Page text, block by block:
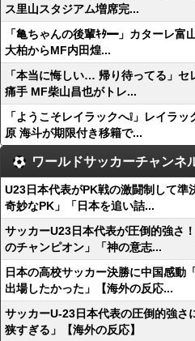
ス里山スタジアム増席完...
「亀ちゃんの後輩ｷﾀ━」カターレ富
大柏からMF内田煌...
「本当に悔しい… 帰り待ってる」
痛手 MF柴山昌也がトレ...
「ようこそレイラックへ❕」レイラ
原 海斗が期限付き移籍で...
ワールドサッカーチャンネ
U23日本代表がPK戦の激闘制して準
奇妙なPK」「日本を追い詰...
サッカーU23日本代表が圧倒的強さ
のチャンピオン」「神の意志...
日本の高校サッカー決勝に中国感動
出場したかった」【海外の反応...
サッカーU-23日本代表の圧倒的強さ
狭すぎる」【海外の反応】